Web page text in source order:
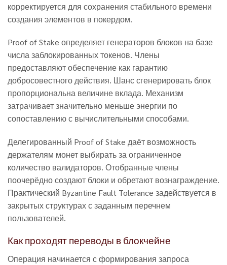
корректируется для сохранения стабильного времени
создания элементов в покердом.
Proof of Stake определяет генераторов блоков на базе
числа заблокированных токенов. Члены
предоставляют обеспечение как гарантию
добросовестного действия. Шанс сгенерировать блок
пропорциональна величине вклада. Механизм
затрачивает значительно меньше энергии по
сопоставлению с вычислительными способами.
Делегированный Proof of Stake даёт возможность
держателям монет выбирать за ограниченное
количество валидаторов. Отобранные члены
поочерёдно создают блоки и обретают вознаграждение.
Практический Byzantine Fault Tolerance задействуется в
закрытых структурах с заданным перечнем
пользователей.
Как проходят переводы в блокчейне
Операция начинается с формирования запроса